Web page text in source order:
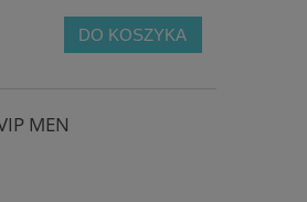
DO KOSZYKA
MEN